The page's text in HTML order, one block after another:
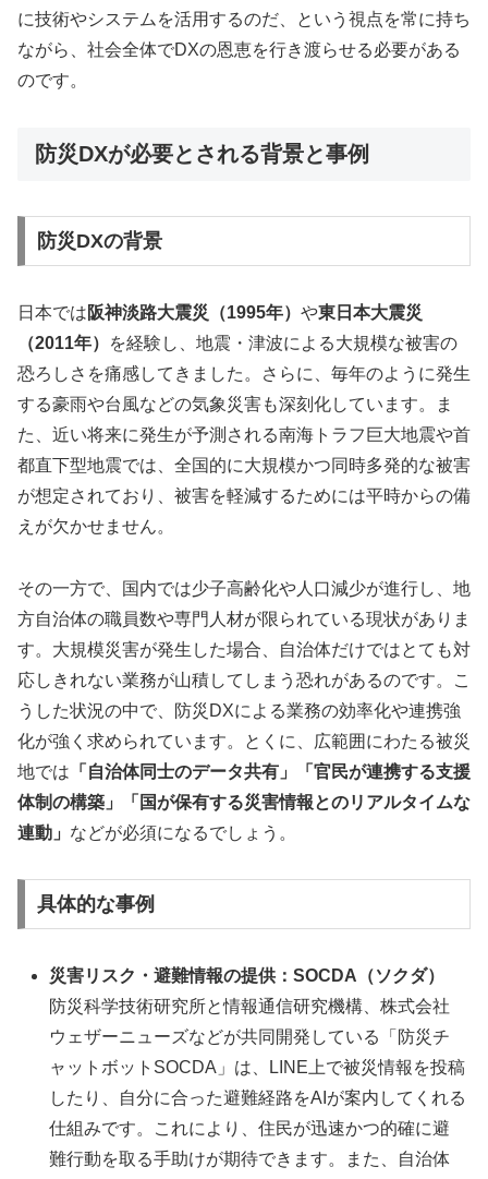
に技術やシステムを活用するのだ、という視点を常に持ち
ながら、社会全体でDXの恩恵を行き渡らせる必要がある
のです。
防災DXが必要とされる背景と事例
防災DXの背景
日本では阪神淡路大震災（1995年） や東日本大震災
（2011年）
を経験し、地震・津波による大規模な被害の
恐ろしさを痛感してきました。さらに、毎年のように発生
する豪雨や台風などの気象災害も深刻化しています。ま
た、近い将来に発生が予測される南海トラフ巨大地震や首
都直下型地震では、全国的に大規模かつ同時多発的な被害
が想定されており、被害を軽減するためには平時からの備
えが欠かせません。
その一方で、国内では少子高齢化や人口減少が進行し、地
方自治体の職員数や専門人材が限られている現状がありま
す。大規模災害が発生した場合、自治体だけではとても対
応しきれない業務が山積してしまう恐れがあるのです。こ
うした状況の中で、防災DXによる業務の効率化や連携強
化が強く求められています。とくに、広範囲にわたる被災
地では 「自治体同士のデータ共有」「官民が連携する支援
体制の構築」「国が保有する災害情報とのリアルタイムな
連動」 などが必須になるでしょう。
具体的な事例
災害リスク・避難情報の提供：SOCDA（ソクダ）
防災科学技術研究所と情報通信研究機構、株式会社
ウェザーニューズなどが共同開発している「防災チ
ャットボットSOCDA」は、LINE上で被災情報を投稿
したり、自分に合った避難経路をAIが案内してくれる
仕組みです。これにより、住民が迅速かつ的確に避
難行動を取る手助けが期待できます。また、自治体